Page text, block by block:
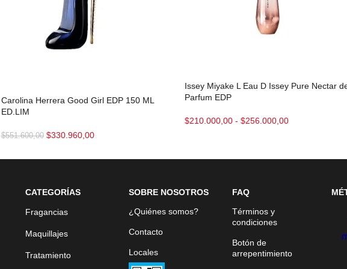
Carolina Herrera Good Girl EDP 150 ML
ED.LIM
$551.600,00 $330.960,00
Issey Miyake L Eau D Issey Pure Nectar
Parfum EDP
$210.000,00 - $256.000,00
CATEGORÍAS
Fragancias
Maquillajes
Tratamiento
SOBRE NOSOTROS
¿Quiénes somos?
Contacto
Locales
FAQ
Términos y
condiciones
Botón de
arrepentimiento